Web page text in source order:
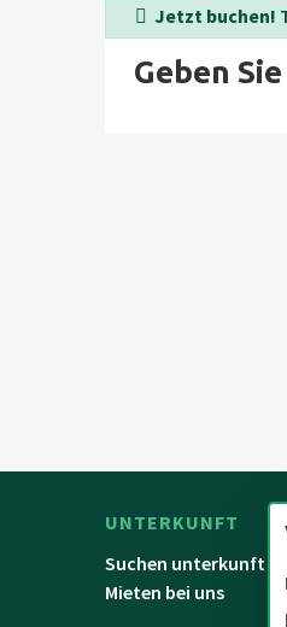
Jetzt buchen!
Geben
UNTERKUNFT
Suchen unterkunft
Mieten bei uns